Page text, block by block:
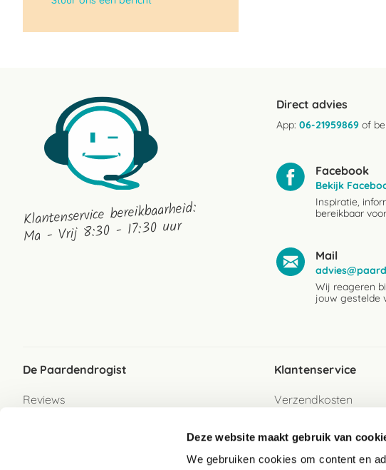
Deze website maakt gebruik van
We gebruiken cookies om content en
Klantenservice bereikbaarheid:
Ma - Vrij 8:30 - 17:30 uur
Direct advies
App: 06-21959869 of
Facebook
Bekijk
Inspiratie,
bereikbaar
Mail
Wij reageren
jouw gestelde
De Paardendrogist
Reviews
Klantenservice
Verzendkosten
Betaalwijzen